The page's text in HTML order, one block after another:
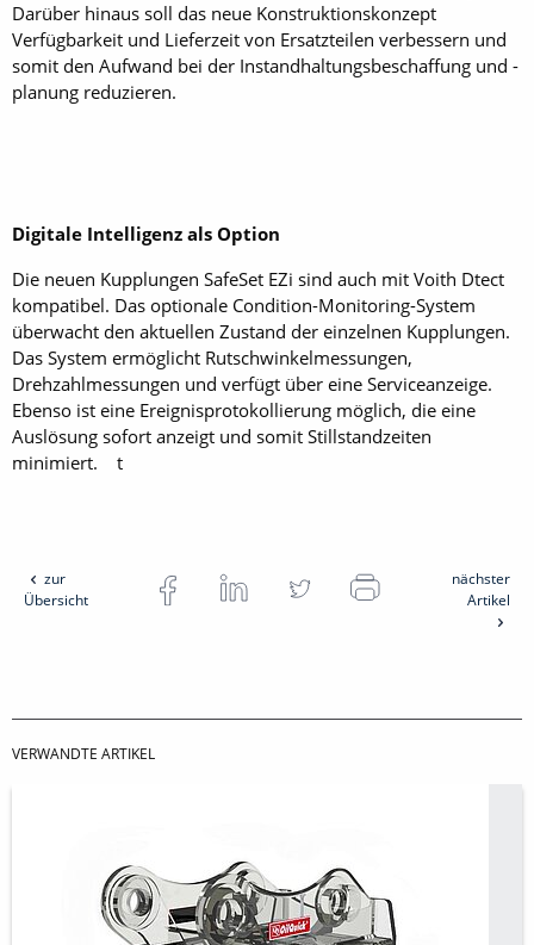
Darüber hinaus soll das neue Konstruktionskonzept
Verfügbarkeit und Lieferzeit von Ersatzteilen verbessern und
somit den Aufwand bei der Instandhaltungsbeschaffung und -
planung reduzieren.
Digitale Intelligenz als Option
Die neuen Kupplungen SafeSet EZi sind auch mit Voith Dtect
kompatibel. Das optionale Con­dition-Monitoring-System
überwacht den aktuellen Zustand der einzelnen Kupplungen.
Das System ermöglicht Rutschwinkelmessungen,
Drehzahlmessungen und verfügt über eine Serviceanzeige.
Ebenso ist eine Ereignisprotokollierung möglich, die eine
Auslösung sofort anzeigt und somit Stillstandzeiten
minimiert. t
zur
Übersicht
nächster
Artikel
VERWANDTE ARTIKEL